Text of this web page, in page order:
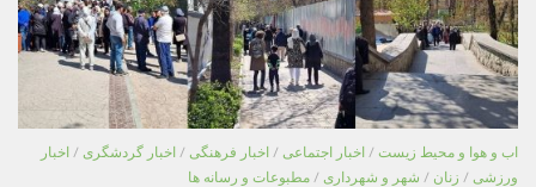
اب و هوا و محیط زیست / اخبار اجتماعی / اخبار فرهنگی / اخبار گردشگری / اخبار
ورزشی / زنان / شهر و شهرداری / مطبوعات و رسانه ها